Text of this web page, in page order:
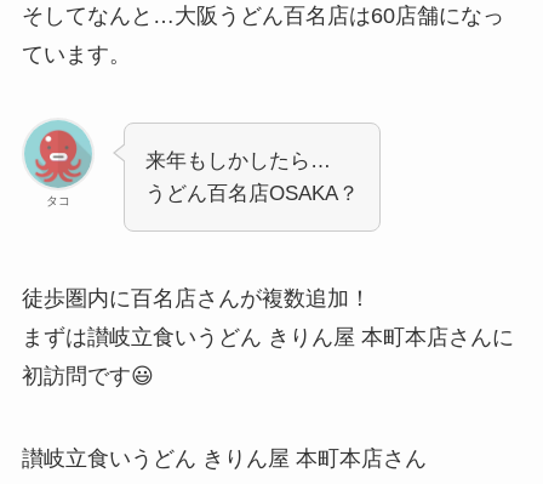
そしてなんと…大阪うどん百名店は60店舗になっ
ています。
タコ
来年もしかしたら…
うどん百名店OSAKA？
徒歩圏内に百名店さんが複数追加！
まずは讃岐立食いうどん きりん屋 本町本店さんに
初訪問です😃
讃岐立食いうどん きりん屋 本町本店さん